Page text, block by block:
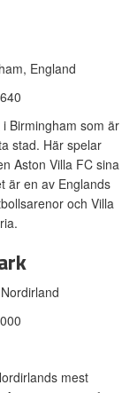
England
Birmingham som är
stad. Här spelar
Aston Villa FC sina
är en av Englands
och Villa
mest